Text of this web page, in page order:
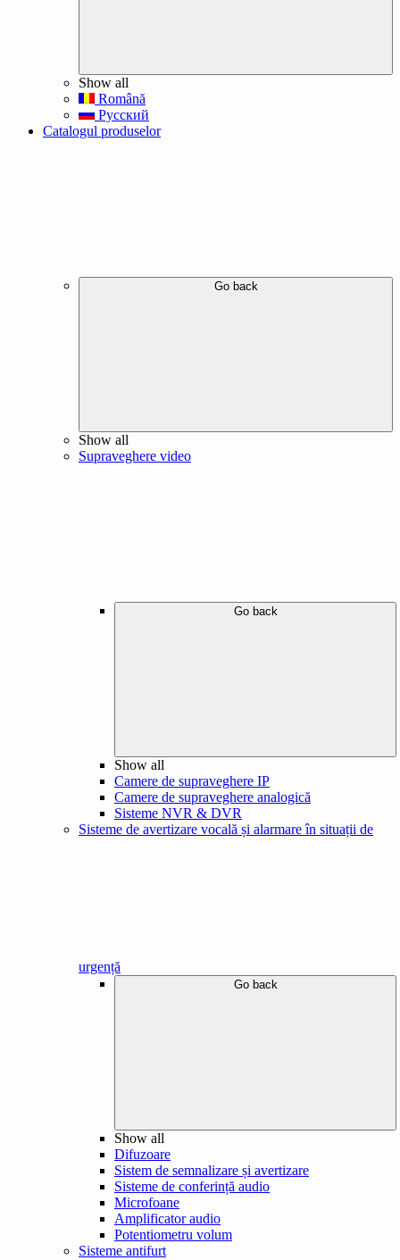
Show all
Română
Русский
Catalogul produselor
Go back
Show all
Supraveghere video
Go back
Show all
Camere de supraveghere IP
Camere de supraveghere analogică
Sisteme NVR & DVR
Sisteme de avertizare vocală și alarmare în situații de
urgență
Go back
Show all
Difuzoare
Sistem de semnalizare și avertizare
Sisteme de conferință audio
Microfoane
Amplificator audio
Potentiometru volum
Sisteme antifurt